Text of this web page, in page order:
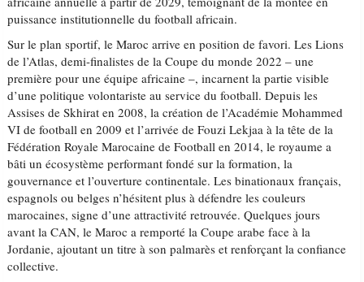
puissance institutionnelle du football africain.
Sur le plan sportif, le Maroc arrive en position de favori. Les Lions
de l’Atlas, demi-finalistes de la Coupe du monde 2022 – une
première pour une équipe africaine –, incarnent la partie visible
d’une politique volontariste au service du football. Depuis les
Assises de Skhirat en 2008, la création de l’Académie Mohammed
VI de football en 2009 et l’arrivée de Fouzi Lekjaa à la tête de la
Fédération Royale Marocaine de Football en 2014, le royaume a
bâti un écosystème performant fondé sur la formation, la
gouvernance et l’ouverture continentale. Les binationaux français,
espagnols ou belges n’hésitent plus à défendre les couleurs
marocaines, signe d’une attractivité retrouvée. Quelques jours
avant la CAN, le Maroc a remporté la Coupe arabe face à la
Jordanie, ajoutant un titre à son palmarès et renforçant la confiance
collective.